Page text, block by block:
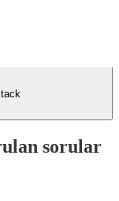
sorular